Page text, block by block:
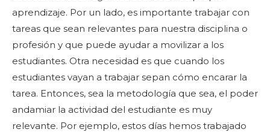
aprendizaje. Por un lado, es importante trabajar con
tareas que sean relevantes para nuestra disciplina o
profesión y que puede ayudar a movilizar a los
estudiantes. Otra necesidad es que cuando los
estudiantes vayan a trabajar sepan cómo encarar la
tarea. Entonces, sea la metodología que sea, el poder
andamiar la actividad del estudiante es muy
relevante. Por ejemplo, estos días hemos trabajado